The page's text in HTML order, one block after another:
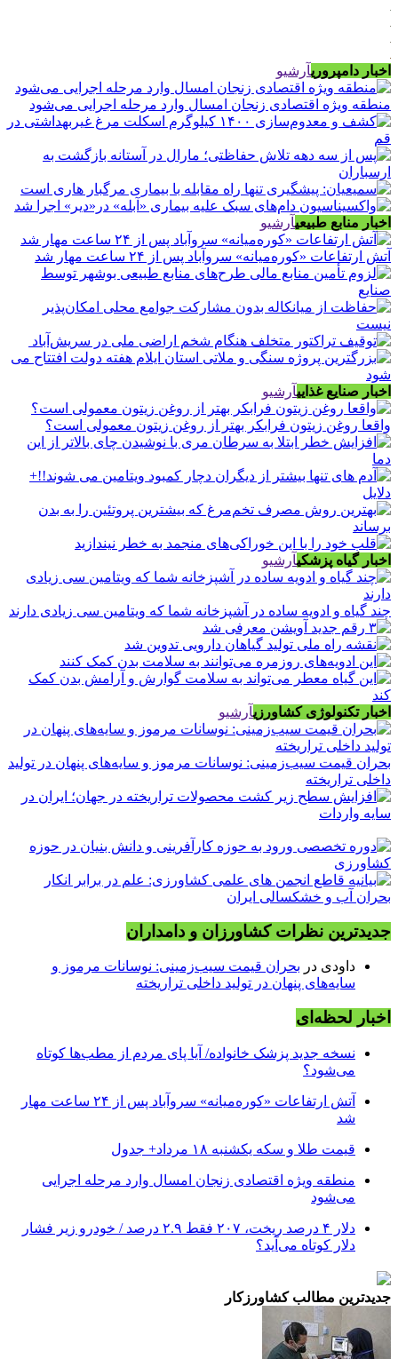
اخبار دامپروریآرشیو
منطقه ویژه اقتصادی زنجان امسال وارد مرحله اجرایی می‌شود
اخبار منابع طبیعیآرشیو
آتش ارتفاعات «کوره‌میانه» سروآباد پس از ۲۴ ساعت مهار شد
اخبار صنایع غذاییآرشیو
واقعا روغن زیتون فرابکر بهتر از روغن زیتون معمولی است؟
اخبار گیاه پزشکیآرشیو
چند گیاه و ادویه ساده در آشپزخانه شما که ویتامین سی زیادی دارند
اخبار تکنولوژی کشاورزیآرشیو
بحران قیمت سیب‌زمینی: نوسانات مرموز و سایه‌های پنهان در تولید
داخلی تراریخته
جدیدترین نظرات کشاورزان و دامداران
داودی در بحران قیمت سیب‌زمینی: نوسانات مرموز و
سایه‌های پنهان در تولید داخلی تراریخته
اخبار لحظه‌ای
نسخه جدید پزشک خانواده/ آیا پای مردم از مطب‌ها‌ کوتاه
می‌شود؟
آتش ارتفاعات «کوره‌میانه» سروآباد پس از ۲۴ ساعت مهار
شد
قیمت طلا و سکه یکشنبه ۱۸ مرداد+ جدول
منطقه ویژه اقتصادی زنجان امسال وارد مرحله اجرایی
می‌شود
دلار ۴ درصد ریخت، ۲۰۷ فقط ۲.۹ درصد / خودرو زیر فشار
دلار کوتاه می‌آید؟
جدیدترین مطالب کشاورزکار